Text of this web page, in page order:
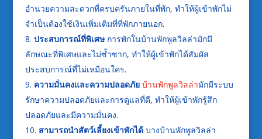
อำนวยความสะดวกที่ครบครันภายในที่พัก, ทำให้ผู้เข้าพักไม่
จำเป็นต้องใช้เงินเพิ่มเติมที่ที่พักภายนอก.
ประสบการณ์ที่พิเศษการพักในบ้านพักพูลวิลล่ามักมี
ลักษณะที่พิเศษและไม่ซ้ำซาก, ทำให้ผู้เข้าพักได้สัมผัส
ประสบการณ์ที่ไม่เหมือนใคร.
ความมั่นคงและความปลอดภัย บ้านพักพูลวิลล่ามักมีระบบ
รักษาความปลอดภัยและการดูแลที่ดี, ทำให้ผู้เข้าพักรู้สึก
ปลอดภัยและมีความมั่นคง.
สามารถนำสัตว์เลี้ยงเข้าพักได้บางบ้านพักพูลวิลล่า